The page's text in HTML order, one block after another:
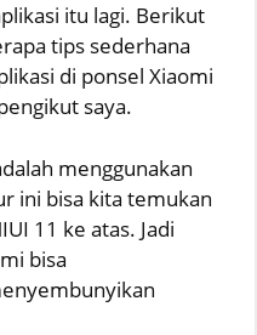
itu lagi. Berikut
tips sederhana
di ponsel Xiaomi
saya.
menggunakan
ini bisa kita temukan
11 ke atas. Jadi
bisa